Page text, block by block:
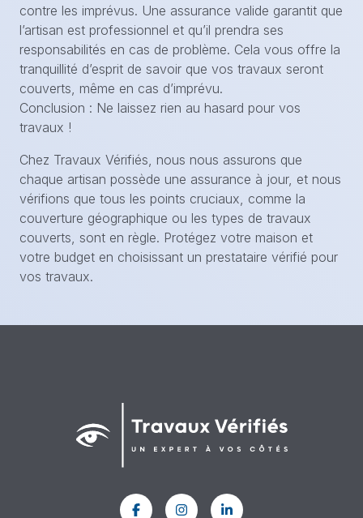
contre les imprévus. Une assurance valide garantit que
l’artisan est professionnel et qu’il prendra ses
responsabilités en cas de problème. Cela vous offre la
tranquillité d’esprit de savoir que vos travaux seront
couverts, même en cas d’imprévu.
Conclusion : Ne laissez rien au hasard pour vos
travaux !
Chez Travaux Vérifiés, nous nous assurons que
chaque artisan possède une assurance à jour, et nous
vérifions que tous les points cruciaux, comme la
couverture géographique ou les types de travaux
couverts, sont en règle. Protégez votre maison et
votre budget en choisissant un prestataire vérifié pour
vos travaux.